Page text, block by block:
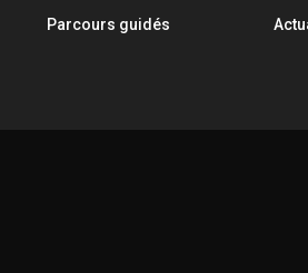
Parcours guidés